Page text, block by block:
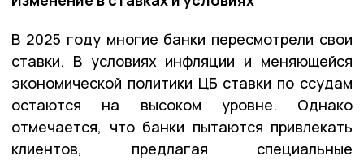
В 2025 году многие банки пересмотрели свои
ставки. В условиях инфляции и меняющейся
экономической политики ЦБ ставки по ссудам
остаются на высоком уровне. Однако
отмечается, что банки пытаются привлекать
клиентов, предлагая специальные